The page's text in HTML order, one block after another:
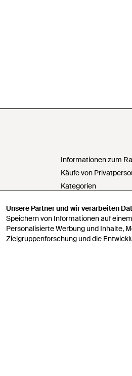
Unsere Partner und wir verarbeiten
Speichern von Informationen auf
Personalisierte Werbung und Inhalte,
Zielgruppenforschung und die
Informationen zum
Käufe von
Kategorien
Meine
weitergeben
Erklärung zur